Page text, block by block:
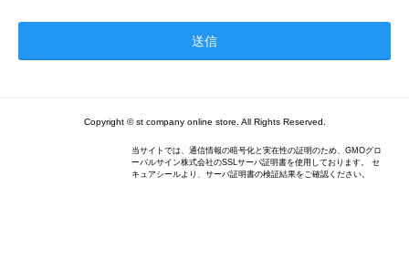
Copyright © st company online store. All Rights Reserved.
当サイトでは、通信情報の暗号化と実在性の証明のため、GMOグロ
ーバルサイン株式会社のSSLサーバ証明書を使用しております。 セ
キュアシールより、サーバ証明書の検証結果をご確認ください。